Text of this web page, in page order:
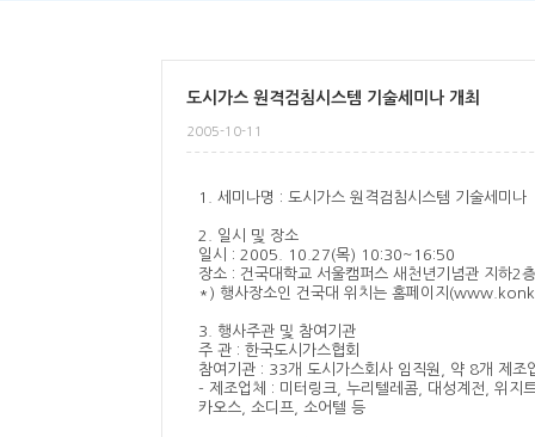
도시가스 원격검침시스템 기술세미나 개최
2005-10-11
1. 세미나명 : 도시가스 원격검침시스템 기술세미나
2. 일시 및 장소
일시 : 2005. 10.27(목) 10:30~16:50
장소 : 건국대학교 서울캠퍼스 새천년기념관 지하2
*) 행사장소인 건국대 위치는 홈페이지
3. 행사주관 및 참여기관
주 관 : 한국도시가스협회
참여기관 : 33개 도시가스회사 임직원, 약 8개 제조
- 제조업체 : 미터링크, 누리텔레콤, 대성계전, 위지
카오스, 소디프, 소어텔 등